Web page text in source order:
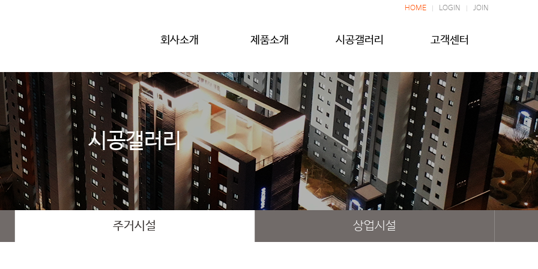
HOME LOGIN JOIN
회사소개 제품소개 시공갤러리 고객센터
시공갤러리
주거시설 상업시설